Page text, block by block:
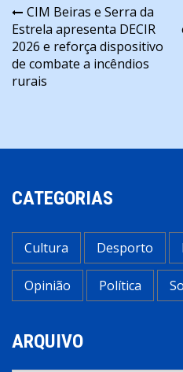
Navegação
de
artigos
CIM Beiras e Serra da
Estrela apresenta DECIR
2026 e reforça dispositivo
de combate a incêndios
rurais
CATEGORIAS
Cultura Desporto
Opinião Política
ARQUIVO